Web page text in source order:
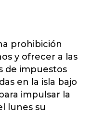
prohibición
y ofrecer a las
de impuestos
en la isla bajo
impulsar la
lunes su